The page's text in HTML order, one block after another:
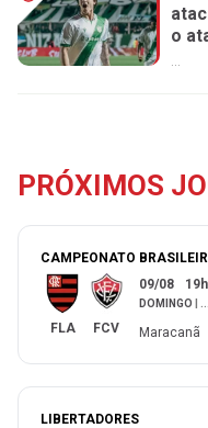
o
PRÓXIMOS
CAMPEONATO
FLA FCV
09/08
DOMINGO
Maracanã
LIBERTADORES